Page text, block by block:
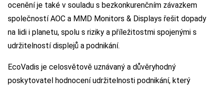
ocenění je také v souladu s bezkonkurenčním závazkem
společností AOC a MMD Monitors & Displays řešit dopady
na lidi i planetu, spolu s riziky a příležitostmi spojenými s
udržitelností displejů a podnikání.
EcoVadis je celosvětově uznávaný a důvěryhodný
poskytovatel hodnocení udržitelnosti podnikání, který